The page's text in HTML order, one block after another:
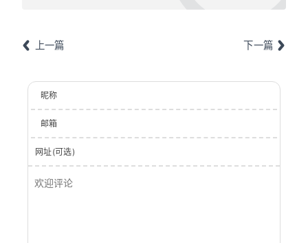
上一篇 下一篇
昵称
邮箱
网址(可选)